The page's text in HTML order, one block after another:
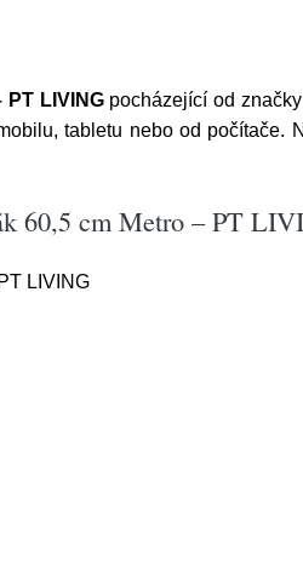
LIVINGpocházející od značky
tabletu nebo od počítače.
60,5 cm Metro – PT
LIVING